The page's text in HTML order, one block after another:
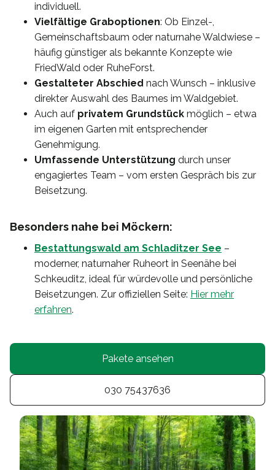
individuell.
Vielfältige Graboptionen: Ob Einzel-,
Gemeinschaftsbaum oder naturnahe Waldwiese –
häufig günstiger als bekannte Konzepte wie
FriedWald oder RuheForst.
Gestalteter Abschied nach Wunsch – inklusive
direkter Auswahl des Baumes im Waldgebiet.
Auch auf privatem Grundstück möglich – etwa
im eigenen Garten mit entsprechender
Genehmigung.
Umfassende Unterstützung durch unser
engagiertes Team – vom ersten Gespräch bis zur
Beisetzung.
Besonders nahe bei Möckern:
Bestattungswald am Schladitzer See –
moderner, naturnaher Ruheort in Seenähe bei
Schkeuditz, ideal für würdevolle und persönliche
Beisetzungen. Zur offiziellen Seite: Hier mehr
erfahren.
Pakete ansehen
030 75437636